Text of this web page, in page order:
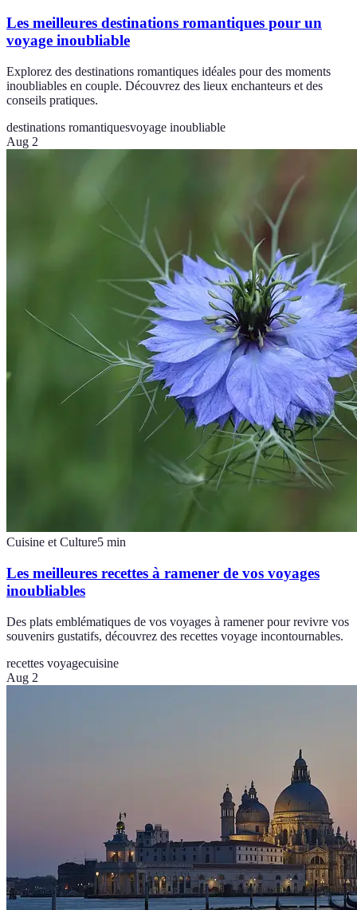
Les meilleures destinations romantiques pour un
voyage inoubliable
Explorez des destinations romantiques idéales pour des moments
inoubliables en couple. Découvrez des lieux enchanteurs et des
conseils pratiques.
destinations romantiquesvoyage inoubliable
Aug 2
Cuisine et Culture5 min
Les meilleures recettes à ramener de vos voyages
inoubliables
Des plats emblématiques de vos voyages à ramener pour revivre vos
souvenirs gustatifs, découvrez des recettes voyage incontournables.
recettes voyagecuisine
Aug 2